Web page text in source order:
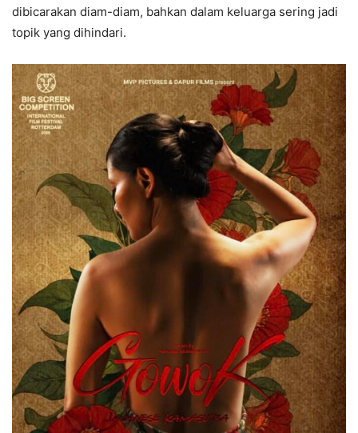
dibicarakan diam-diam, bahkan dalam keluarga sering jadi
topik yang dihindari.